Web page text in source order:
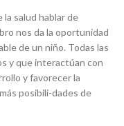
la salud hablar de
nos da la oportunidad
de un niño. Todas las
y que interactúan con
y favorecer la
posibili-dades de